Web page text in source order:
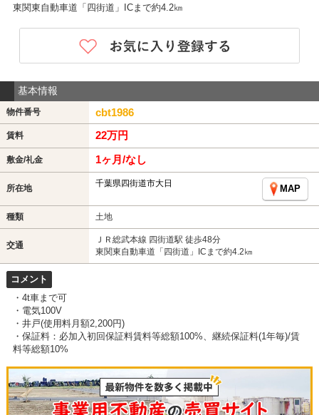
東関東自動車道「四街道」ICまで約4.2㎞
基本情報
物件番号 cbt1986
賃料 22万円
敷金/礼金 1ヶ月/なし
所在地 千葉県四街道市大日
MAP
種類 土地
交通
ＪＲ総武本線 四街道駅 徒歩48分
東関東自動車道「四街道」ICまで約4.2㎞
コメント
・4t車まで可
・電気100V
・井戸(使用料月額2,200円)
・保証料：必加入初回保証料賃料等総額100%、継続保証料(1年毎)/賃
料等総額10%